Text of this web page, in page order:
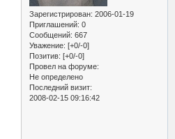
Зарегистрирован: 2006-01-19
Приглашений: 0
Сообщений: 667
Уважение: [+0/-0]
Позитив: [+0/-0]
Провел на форуме:
Не определено
Последний визит:
2008-02-15 09:16:42